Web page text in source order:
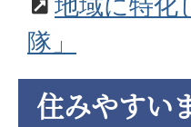
地域に特化
隊」
住みやすい